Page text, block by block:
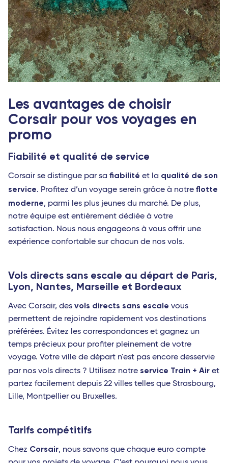
Les avantages de choisir
Corsair pour vos voyages en
promo
Fiabilité et qualité de service
Corsair se distingue par sa fiabilité et la qualité de son
service. Profitez d’un voyage serein grâce à notre flotte
moderne, parmi les plus jeunes du marché. De plus,
notre équipe est entièrement dédiée à votre
satisfaction. Nous nous engageons à vous offrir une
expérience confortable sur chacun de nos vols.
Vols directs sans escale au départ de Paris,
Lyon, Nantes, Marseille et Bordeaux
Avec Corsair, des vols directs sans escale vous
permettent de rejoindre rapidement vos destinations
préférées. Évitez les correspondances et gagnez un
temps précieux pour profiter pleinement de votre
voyage. Votre ville de départ n'est pas encore desservie
par nos vols directs ? Utilisez notre service Train + Air et
partez facilement depuis 22 villes telles que Strasbourg,
Lille, Montpellier ou Bruxelles.
Tarifs compétitifs
Chez Corsair, nous savons que chaque euro compte